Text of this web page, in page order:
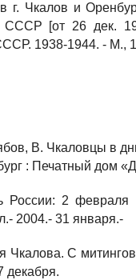
Чкалов и
СССР [от 26 дек.
1938-1944. -
В. Чкаловцы в
: Печатный дом
России: 2
2004.- 31
Чкалова. С
декабря.